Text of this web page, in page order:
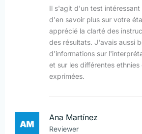
Il s'agit d'un test
d'en savoir plus sur votre
apprécié la clarté des
des résultats. J'avais aussi
d'informations sur
et sur les différentes ethnies
exprimées.
Ana Martínez
Reviewer